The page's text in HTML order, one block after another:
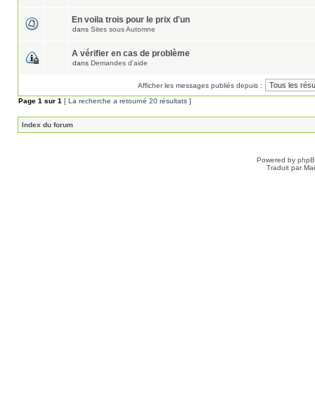
En voila trois pour le prix d'un
dans Sites sous Automne
A vérifier en cas de problème
dans Demandes d'aide
Afficher les messages publiés depuis :
Page 1 sur 1 [ La recherche a retourné 20 résultats ]
Index du forum
Powered by
Traduit par